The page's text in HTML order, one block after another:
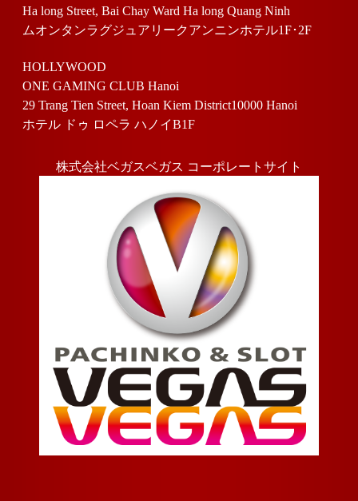
Ha long Street, Bai Chay Ward Ha long Quang Ninh
ムオンタンラグジュアリークアンニンホテル1F･2F
HOLLYWOOD
ONE GAMING CLUB Hanoi
29 Trang Tien Street, Hoan Kiem District10000 Hanoi
ホテル ドゥ ロペラ ハノイB1F
株式会社ベガスベガス コーポレートサイト